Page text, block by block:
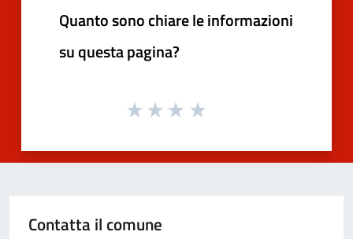
Quanto sono chiare le informazioni
su questa pagina?
Contatta il comune